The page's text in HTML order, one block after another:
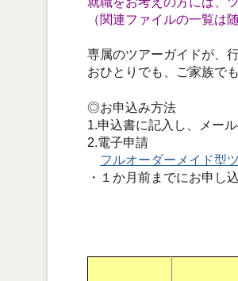
（関連ファイルの一覧は
専属のツアーガイドが、
おひとりでも、ご家族で
◎お申込み方法
1.申込書に記入し、メー
2.電子申請
フルオーダーメイド型
・１か月前までにお申し